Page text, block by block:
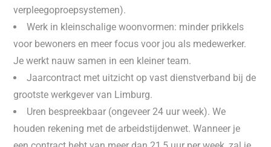
verpleegoproepsystemen).
Werk in kleinschalige woonvormen: minder prikkels
voor bewoners en meer focus voor jou als medewerker.
Je werkt nauw samen in een kleiner team.
Jaarcontract met uitzicht op vast dienstverband bij de
grootste werkgever van Limburg.
Uren bespreekbaar (ongeveer 24 uur week). We
houden rekening met de arbeidstijdenwet. Wanneer je